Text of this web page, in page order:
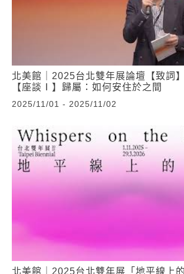
北美館｜2025台北雙年展論壇【致詞
【座談Ⅰ】歸屬：如何安住於之間
2025/11/01 - 2025/11/02
北美館｜2025台北雙年展「地平線上